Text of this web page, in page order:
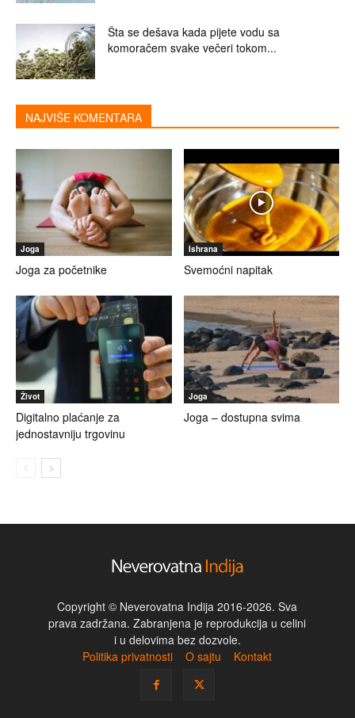
Šta se dešava kada pijete vodu sa
komoračem svake večeri tokom...
NAJVIŠE KOMENTARA
Joga
Joga za početnike
Ishrana
Svemoćni napitak
Život
Digitalno plaćanje za
jednostavniju trgovinu
Joga
Joga – dostupna svima
Copyright © Neverovatna Indija 2016-2026. Sva
prava zadržana. Zabranjena je reprodukcija u celini
i u delovima bez dozvole.
Politika privatnosti
O sajtu Kontakt